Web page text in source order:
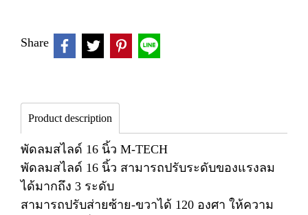
Share
Product description
พัดลมสไลด์ 16 นิ้ว M-TECH
พัดลมสไลด์ 16 นิ้ว สามารถปรับระดับของแรงลม
ได้มากถึง 3 ระดับ
สามารถปรับส่ายซ้าย-ขวาได้ 120 องศา ให้ความ